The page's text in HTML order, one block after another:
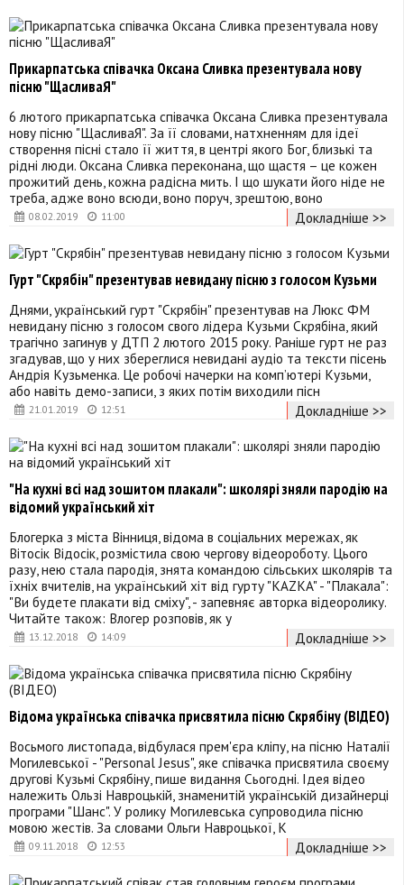
08.02.2019 11:00
Прикарпатська співачка Оксана Сливка презентувала нову
пісню "ЩасливаЯ"
6 лютого прикарпатська співачка Оксана Сливка презентувала
нову пісню "ЩасливаЯ". За її словами, натхненням для ідеї
створення пісні стало її життя, в центрі якого Бог, близькі та
рідні люди. Оксана Сливка переконана, що щастя – це кожен
прожитий день, кожна радісна мить. І що шукати його ніде не
треба, адже воно всюди, воно поруч, зрештою, воно
Докладніше >>
21.01.2019 12:51
Гурт "Скрябін" презентував невидану пісню з голосом Кузьми
Днями, український гурт "Скрябін" презентував на Люкс ФМ
невидану пісню з голосом свого лідера Кузьми Скрябіна, який
трагічно загинув у ДТП 2 лютого 2015 року. Раніше гурт не раз
згадував, що у них збереглися невидані аудіо та тексти пісень
Андрія Кузьменка. Це робочі начерки на комп’ютері Кузьми,
або навіть демо-записи, з яких потім виходили пісн
Докладніше >>
13.12.2018 14:09
"На кухні всі над зошитом плакали": школярі зняли пародію на
відомий український хіт
Блогерка з міста Вінниця, відома в соціальних мережах, як
Вітосік Відосік, розмістила свою чергову відеороботу. Цього
разу, нею стала пародія, знята командою сільських школярів та
їхніх вчителів, на український хіт від гурту "KAZKA" - "Плакала":
"Ви будете плакати від сміху", - запевняє авторка відеоролику.
Читайте також: Влогер розповів, як у
Докладніше >>
09.11.2018 12:53
Відома українська співачка присвятила пісню Скрябіну (ВІДЕО)
Восьмого листопада, відбулася прем'єра кліпу, на пісню Наталії
Могилевської - "Personal Jesus", яке співачка присвятила своєму
другові Кузьмі Скрябіну, пише видання Сьогодні. Ідея відео
належить Ользі Навроцькій, знаменитій українській дизайнерці
програми "Шанс". У ролику Могилевська супроводила пісню
мовою жестів. За словами Ольги Навроцької, К
Докладніше >>